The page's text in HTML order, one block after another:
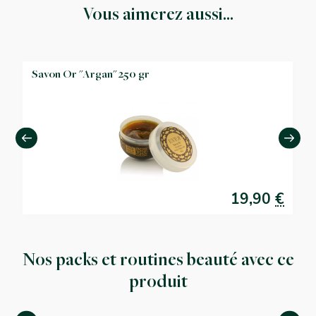
Vous aimerez aussi...
Savon Or "Argan" 250 gr
19,90€
Nos packs et routines beauté avec ce
produit